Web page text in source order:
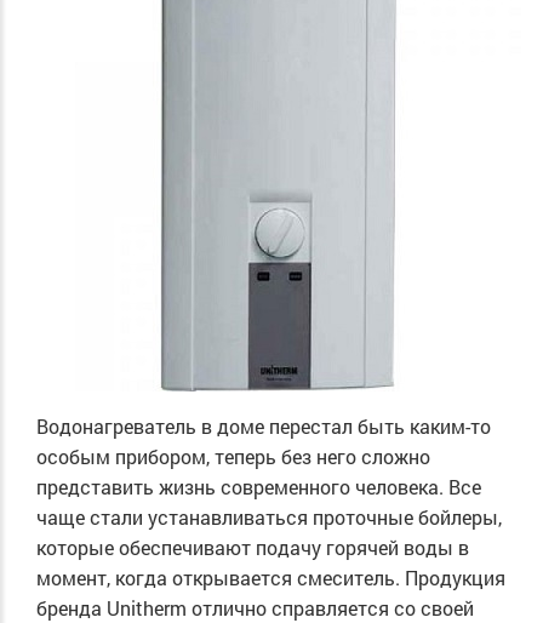
Водонагреватель в доме перестал быть каким-то
особым прибором, теперь без него сложно
представить жизнь современного человека. Все
чаще стали устанавливаться проточные бойлеры,
которые обеспечивают подачу горячей воды в
момент, когда открывается смеситель. Продукция
бренда Unitherm отлично справляется со своей